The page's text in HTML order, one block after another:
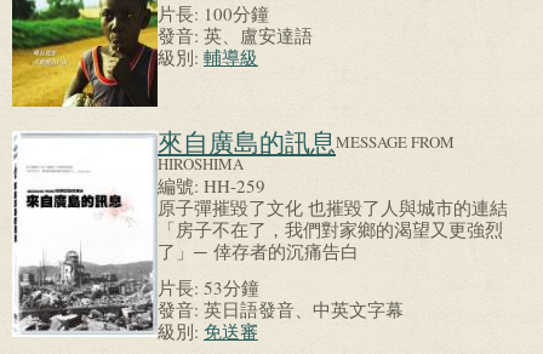
片長: 100分鐘
發音: 英、盧安達語
級別: 輔導級
來自廣島的訊息MESSAGE FROM
HIROSHIMA
編號: HH-259
原子彈摧毀了文化 也摧毀了人與城市的連結
「房子不在了，我們對家鄉的渴望又更強烈
了」─ 倖存者的沉痛告白
片長: 53分鐘
發音: 英日語發音、中英文字幕
級別: 免送審